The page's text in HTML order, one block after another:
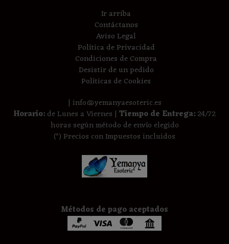
Ir arriba
Contáctanos
Aviso Legal
Política de Privacidad
Condiciones de Compra
Desistir de un pedido
Políticas de Cookies
| info@yemanyaesoteric.es
Horario:de Lunes a Viernes | Tiempo de Entrega:24/72
horas según método de envío elegido
(*) Precios con Impuestos incluidos
Métodos de pago aceptados